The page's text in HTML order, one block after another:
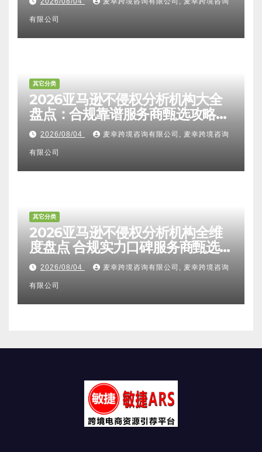
甄选避坑全攻略
有限公司
其它分类
2026亚马逊不侵权分析机构大全
盘点：合规靠谱服务商甄选攻略、
避坑FAQ及标杆机构实力详解
2026/08/04 麦幸跨境咨询有限公司, 麦幸跨境咨询
有限公司
其它分类
2026亚马逊不侵权分析机构全维
度盘点 合规实力口碑服务商甄选
附跨境卖家避坑FAQ全指南
2026/08/04 麦幸跨境咨询有限公司, 麦幸跨境咨询
有限公司